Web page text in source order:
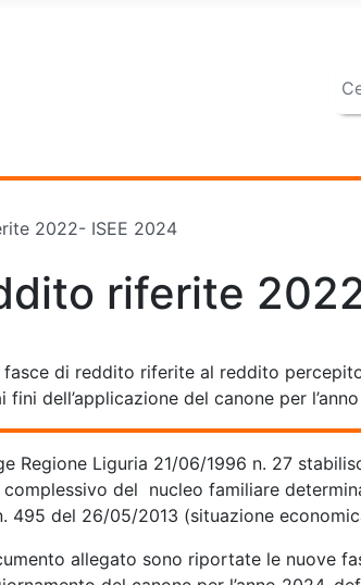
2022- ISEE 2024
riferite
di reddito riferite al reddito
fini dell’applicazione del canone per
Regione Liguria 21/06/1996 n. 27
del nucleo familiare
495 del 26/05/2013 (situazione
allegato sono riportate le nuove